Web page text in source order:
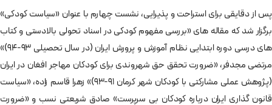
پس از دقایقی برای استراحت و پذیرایی، نشست چهارم با عنوان «سیاست کودکی»
برگزار شد که مقاله های «بررسی مفهوم کودکی در اسناد تحولی بالادستی و کتاب
های درسی دوره ابتدایی نظام آموزش و پرورش ایران (در سال تحصیلی 93-94)»
مرتضی مجدفر، «ضرورت تحقق حق شهروندی برای کودکان مهاجر افغان در ایران
(پژوهش عملی مشارکتی با کودکان شهر کرمان 91-93)» زهرا قاسم زاده، «سیاست
قانون گذاری ایران درباره کودکان بی سرپرست» صادق شریعتی نسب و «ضرورت